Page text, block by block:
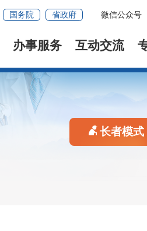
国务院 省政府 微信公众号
办事服务 互动交流
长者模式